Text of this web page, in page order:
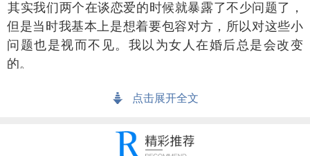
我们两个在谈恋爱的时候就暴露了不少问题了，
但是当时我基本上是想着要包容对方，所以对这些小
问题也是视而不见。我以为女人在婚后总是会改变
的。
点击展开全文